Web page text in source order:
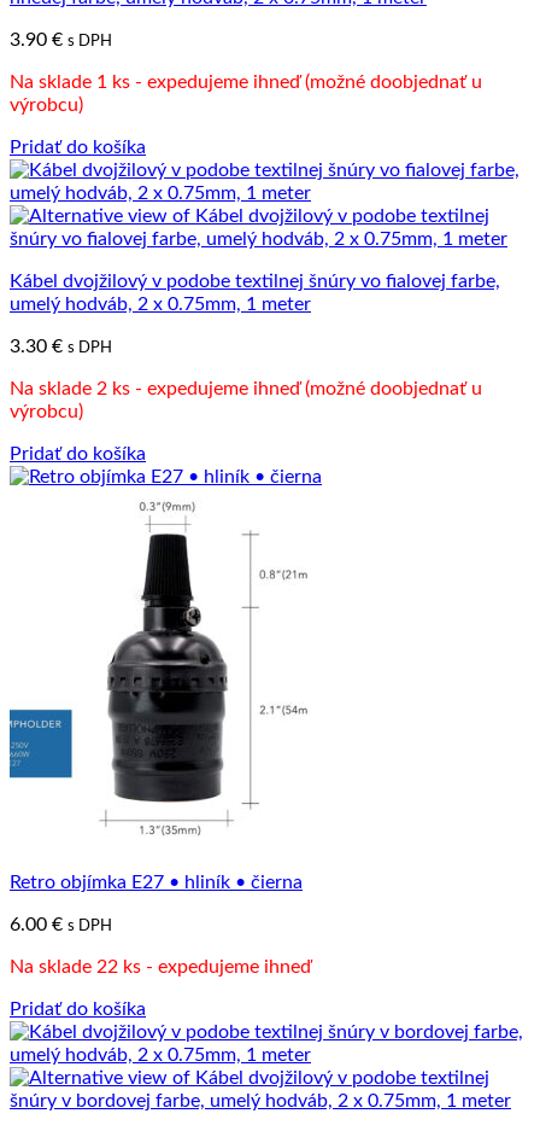
3.90 € s DPH
Na sklade 1 ks - expedujeme ihneď (možné doobjednať u
výrobcu)
Pridať do košíka
Kábel dvojžilový v podobe textilnej šnúry vo fialovej farbe,
umelý hodváb, 2 x 0.75mm, 1 meter
3.30 € s DPH
Na sklade 2 ks - expedujeme ihneď (možné doobjednať u
výrobcu)
Pridať do košíka
Retro objímka E27 • hliník • čierna
6.00 € s DPH
Na sklade 22 ks - expedujeme ihneď
Pridať do košíka